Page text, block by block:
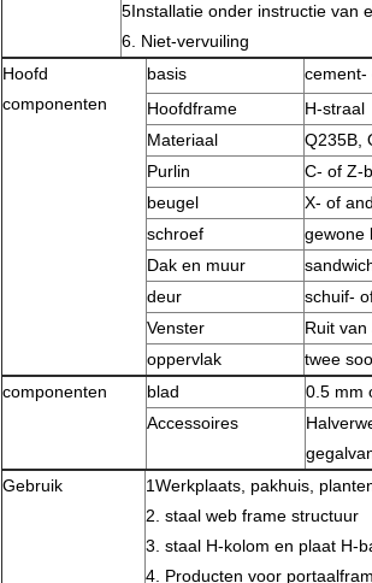
5Installatie onder instructie van
6. Niet-vervuiling
Hoofd
componenten
basis
cement-
Hoofdframe
H-straal
Materiaal
Q235B,
Purlin
C- of Z-
beugel
X- of
schroef
gewone
Dak en muur
deur
schuif-
Venster
Ruit
oppervlak
twee
componenten
blad
0.5 mm
Accessoires
Gebruik
1Werkplaats, pakhuis,
2. staal web frame structuur
3. staal H-kolom en plaat H-
4. Producten voor